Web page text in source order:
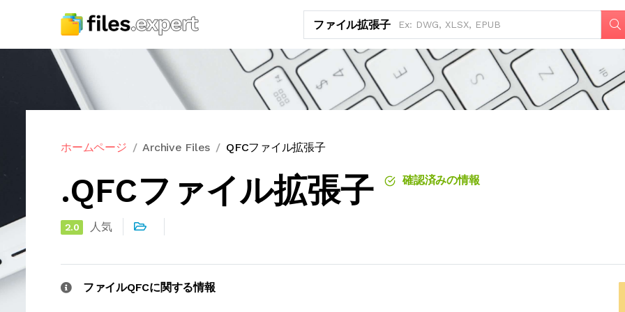
ファイル拡張子
ホームページ Archive Files QFCファイル拡張子
.QFCファイル拡張子 確認済みの情報
2.0 人気
ファイルQFCに関する情報